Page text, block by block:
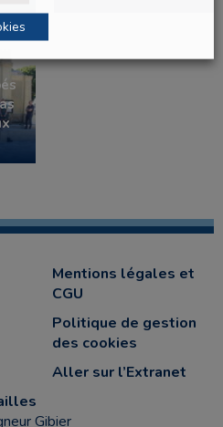
Mentions légales et
CGU
Politique de gestion
des cookies
Aller sur l’Extranet
Gibier